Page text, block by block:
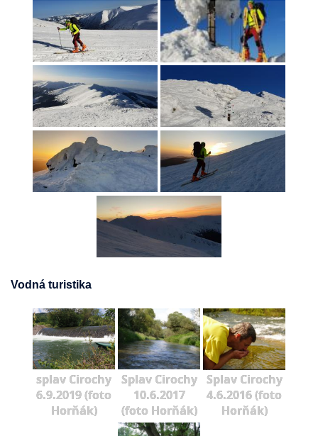
Vodná turistika
splav Cirochy
6.9.2019 (foto
Horňák)
Splav Cirochy
10.6.2017
(foto Horňák)
Splav Cirochy
4.6.2016 (foto
Horňák)